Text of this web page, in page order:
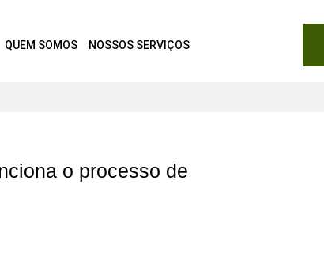
QUEM SOMOS NOSSOS SERVIÇOS
o processo de